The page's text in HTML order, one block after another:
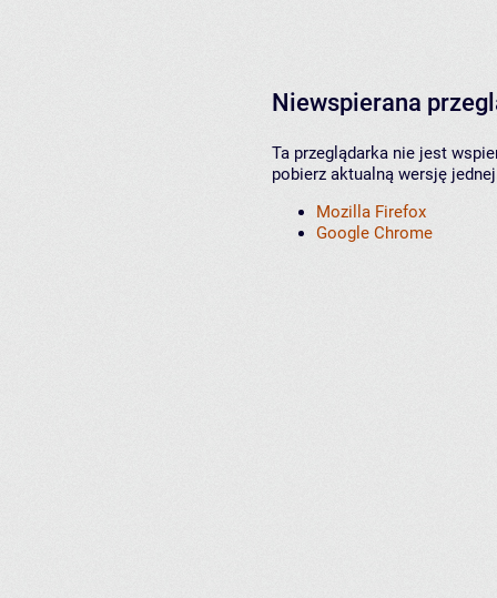
Niewspierana
Ta przeglądarka nie jest
pobierz aktualną wersję
Mozilla Firefox
Google Chrome